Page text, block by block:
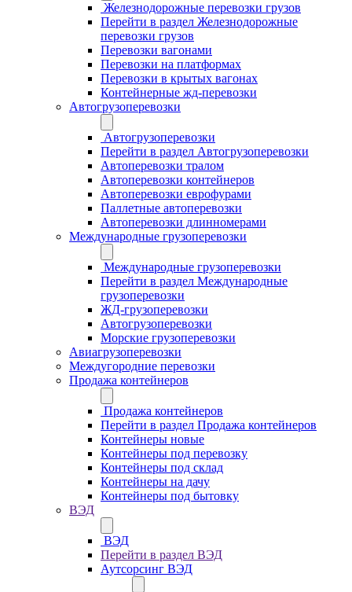
Железнодорожные перевозки грузов
Перейти в раздел Железнодорожные
перевозки грузов
Перевозки вагонами
Перевозки на платформах
Перевозки в крытых вагонах
Контейнерные жд-перевозки
Автогрузоперевозки
Автогрузоперевозки
Перейти в раздел Автогрузоперевозки
Автоперевозки тралом
Автоперевозки контейнеров
Автоперевозки еврофурами
Паллетные автоперевозки
Автоперевозки длинномерами
Международные грузоперевозки
Международные грузоперевозки
Перейти в раздел Международные
грузоперевозки
ЖД-грузоперевозки
Автогрузоперевозки
Морские грузоперевозки
Авиагрузоперевозки
Междугородние перевозки
Продажа контейнеров
Продажа контейнеров
Перейти в раздел Продажа контейнеров
Контейнеры новые
Контейнеры под перевозку
Контейнеры под склад
Контейнеры на дачу
Контейнеры под бытовку
ВЭД
ВЭД
Перейти в раздел ВЭД
Аутсорсинг ВЭД